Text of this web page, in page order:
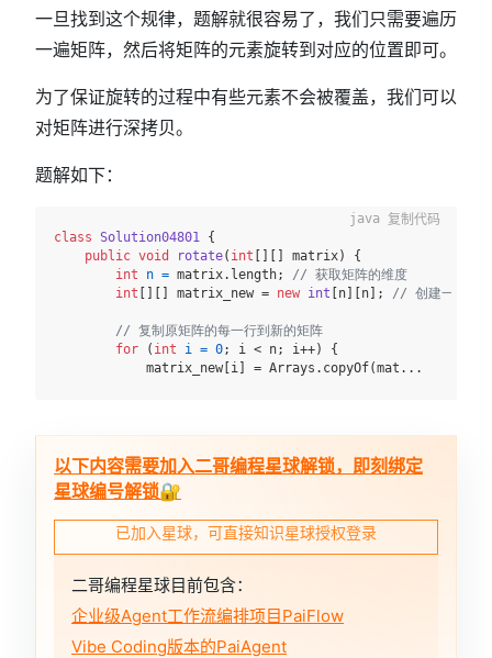
一旦找到这个规律，题解就很容易了，我们只需要遍历
一遍矩阵，然后将矩阵的元素旋转到对应的位置即可。
为了保证旋转的过程中有些元素不会被覆盖，我们可以
对矩阵进行深拷贝。
题解如下：
class Solution04801 {
public void rotate( int [][] matrix)
{
int
n = matrix.length; // 获取矩阵的维度
int [][] matrix_new = new int [n][n]; // 创建一个新
// 复制原矩阵的每一行到新的矩阵
for ( int i = 0; i < n; i++) {
            matrix_new[i] = Arrays.copyOf(mat...
复制代码
以下内容需要加入二哥编程星球解锁，即刻绑定
星球编号解锁🔐
已加入星球，可直接知识星球授权登录
二哥编程星球目前包含：
企业级Agent工作流编排项目PaiFlow
Vibe Coding版本的PaiAgent